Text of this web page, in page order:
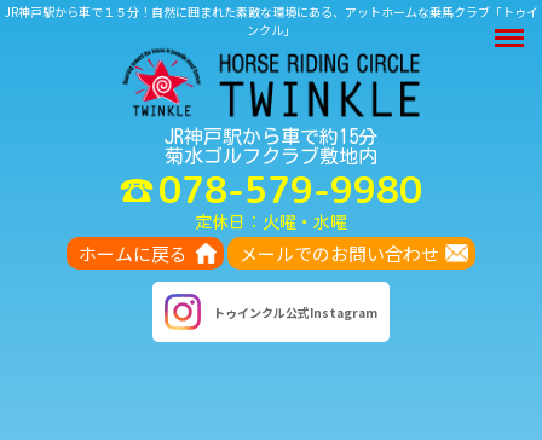
JR神戸駅から車で１５分！自然に囲まれた素敵な環境にある、アットホームな乗馬クラブ「トゥイ
ンクル」
JR神戸駅から車で約15分
菊水ゴルフクラブ敷地内
078-579-9980
定休日：火曜・水曜
ホームに戻る メールでのお問い合わせ
トゥインクル公式Instagram